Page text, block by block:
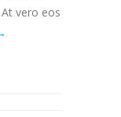
vero eos